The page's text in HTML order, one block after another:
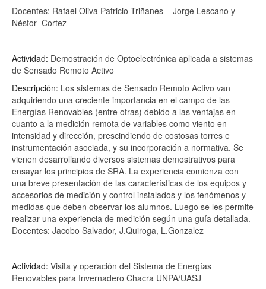
Docentes: Rafael Oliva Patricio Triñanes – Jorge Lescano y
Néstor Cortez
Actividad: Demostración de Optoelectrónica aplicada a sistemas
de Sensado Remoto Activo
Descripción: Los sistemas de Sensado Remoto Activo van
adquiriendo una creciente importancia en el campo de las
Energías Renovables (entre otras) debido a las ventajas en
cuanto a la medición remota de variables como viento en
intensidad y dirección, prescindiendo de costosas torres e
instrumentación asociada, y su incorporación a normativa. Se
vienen desarrollando diversos sistemas demostrativos para
ensayar los principios de SRA. La experiencia comienza con
una breve presentación de las características de los equipos y
accesorios de medición y control instalados y los fenómenos y
medidas que deben observar los alumnos. Luego se les permite
realizar una experiencia de medición según una guía detallada.
Docentes: Jacobo Salvador, J.Quiroga, L.Gonzalez
Actividad: Visita y operación del Sistema de Energías
Renovables para Invernadero Chacra UNPA/UASJ